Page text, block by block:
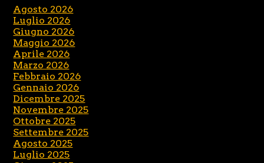
Agosto 2026
Luglio 2026
Giugno 2026
Maggio 2026
Aprile 2026
Marzo 2026
Febbraio 2026
Gennaio 2026
Dicembre 2025
Novembre 2025
Ottobre 2025
Settembre 2025
Agosto 2025
Luglio 2025